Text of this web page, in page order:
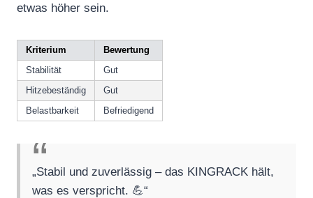
etwas höher sein.
Kriterium
Bewertung
Stabilität
Gut
Hitzebeständig
Gut
Belastbarkeit
Befriedigend
„Stabil und zuverlässig – das KINGRACK hält,
was es verspricht. 💪“